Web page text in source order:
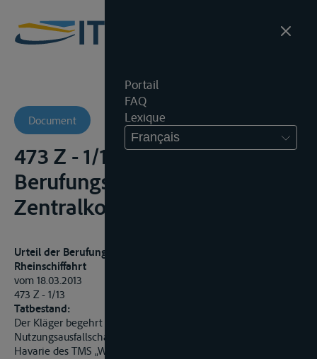
Portail
FAQ
Lexique
Français
Document
473 Z - 1/13 -
Berufungskammer der
Zentralkommission (-)
Urteil der Berufungskammer der Zentralkommission für die
Rheinschiffahrt
vom 18.03.2013
473 Z - 1/13
Tatbestand:
Der Kläger begehrt von der Beklagten Ersatz des
Nutzungsausfallschadens, der ihm im Januar 2011 infolge der
Havarie des TMS „W“ auf dem Rhein entstanden sein soll.